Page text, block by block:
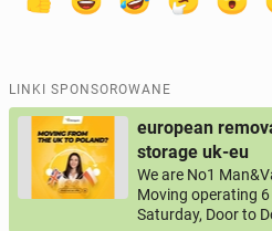
LINKI SPONSOROWANE
european
storage uk-eu
We are No1
Moving operating
Saturday, Door to